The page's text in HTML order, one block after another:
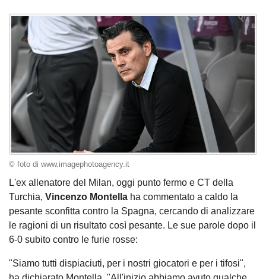
© foto di www.imagephotoagency.it
L'ex allenatore del Milan, oggi punto fermo e CT della
Turchia, Vincenzo Montella ha commentato a caldo la
pesante sconfitta contro la Spagna, cercando di analizzare
le ragioni di un risultato così pesante. Le sue parole dopo il
6-0 subito contro le furie rosse:
"Siamo tutti dispiaciuti, per i nostri giocatori e per i tifosi",